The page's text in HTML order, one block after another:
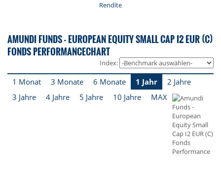
Rendite
AMUNDI FUNDS - EUROPEAN EQUITY SMALL CAP I2 EUR (C)
FONDS PERFORMANCECHART
Index:
1 Monat 3 Monate 6 Monate 1 Jahr
2 Jahre
3 Jahre
4 Jahre 5 Jahre 10 Jahre MAX